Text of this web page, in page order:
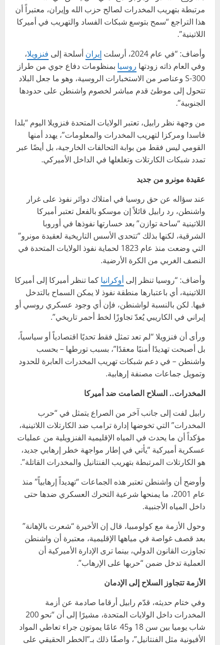
مرتبطة بتهريب المخدرات لصالح حزب الله وإيران، معتبراً أن
هذا التراجع “سمح بتوسع شبكات الفساد والتهريب في أميركا
اللاتينية”.
وأضاف: “في عام 2024، أرسلت
إيران أسلحة إلى فنزويلا،
وفي العام ذاته زودتها روسيا بمنظومات دفاع جوي من طراز
S-300 وعناصر من الاستخبارات الروسية، وهو ما جعل البلاد
تتحول إلى موطئ قدم مباشر لخصوم واشنطن على حدودها
الجنوبية”.
من وجهة نظر رابيل، تعتبر الولايات المتحدة فنزويلا اليوم “بلدا
فاسدا ومركزا لتهريب المخدرات والمعلومات”، يهدد أمنها
القومي ليس فقط من بوابة التحالفات الخارجية، بل أيضًا عبر
تمدد شبكات الكارتلات وتغلغلها في الداخل الأميركي.
عقيدة مونرو من جديد
عند سؤاله عن حق روسيا في امتلاك دوائر نفوذ على غرار
واشنطن، رد رابيل قائلاً إن موسكو بالفعل تعتبر أميركا
اللاتينية “ساحة توازن” بعد خسارتها نفوذها في أوروبا
الشرقية، لكنها بذلك “تتحدى الأسس التاريخية لعقيدة مونرو”
التي وضعت منذ عام 1823 لحماية نفوذ الولايات المتحدة في
النصف الغربي من الكرة الأرضية.
وأضاف: “روسيا تنظر إلى أوكرانيا كما تنظر أميركا إلى أميركا
اللاتينية، أي باعتبارها منطقة نفوذ لا يمكن السماح بالتدخل
فيها. لكن بالنسبة لواشنطن، فإن أي وجود عسكري روسي أو
إيراني في الكاريبي يُعدّ تجاوزًا لخط أحمر تاريخي”.
ورأى أن فنزويلا “لم تعد تمثل فقط تحديًا اقتصادياً أو سياسياً،
بل أصبحت تهديدًا أمنيًا معقدًا”، بسبب تورطها – بحسب
واشنطن – في دعم شبكات تهريب المخدرات العابرة للحدود
وتمويل جماعات مصنفة إرهابية.
المخدرات.. السلاح الصامت ضد أميركا
رابيل لفت إلى جانب آخر من الصراع يتمثل في “حرب
المخدرات” التي تخوضها إدارة ترامب ضد الكارتلات اللاتينية،
مؤكداً أن ما يحدث في المياه الإقليمية الفنزويلية من عمليات
عسكرية أميركية “يأتي في إطار مواجهة خطر إرهابي جديد،
هو الكارتلات المرتبطة بتهريب الفنتانيل والمخدرات القاتلة”.
وأوضح أن واشنطن تعتبر هذه الجماعات “تهديداً إرهابياً” منذ
عام 2001، ما يمنحها شرعية التحرك العسكري ضدها حتى
داخل المياه الأجنبية.
وحول الأزمة مع كولومبيا، قال إن الأخيرة “شعرت بالإهانة”
بعد قصف غواصة في مياهها الإقليمية، معتبرة أن واشنطن
تجاوزت القانون الدولي، بينما ترى الإدارة الأميركية أن
العملية تدخل ضمن “حربها على الإرهاب”.
الأزمة تتجاوز السلاح إلى الإدمان
وفي ختام حديثه، قدّم رابيل أرقاما صادمة عن أزمة
المخدرات داخل الولايات المتحدة، مشيرًا إلى أن “نحو 200
شاب يوميا بين سن 18 و45 عامًا يموتون جراء تعاطي المواد
الأفيونية مثل الفنتانيل”، واصفًا ذلك بـ”الخطر الحقيقي على